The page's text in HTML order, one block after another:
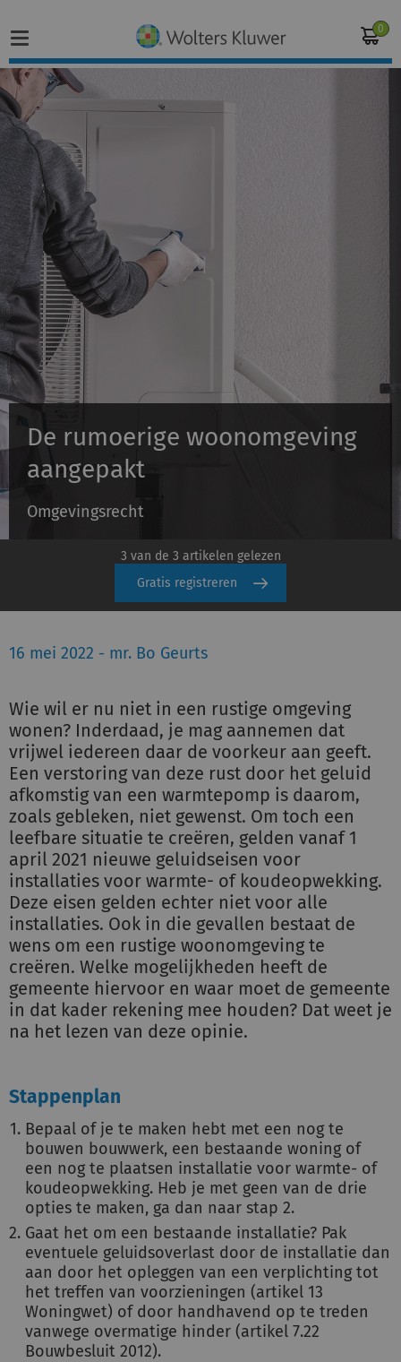
0
Home
Vakgebieden
Actueel
Producten
Opleidingen
Juridisch advies
Inloggen op de kennisbank
De rumoerige woonomgeving
aangepakt
Omgevingsrecht
3 van de 3 artikelen gelezen
Gratis registreren
16 mei 2022 - mr. Bo Geurts
Wie wil er nu niet in een rustige omgeving
wonen? Inderdaad, je mag aannemen dat
vrijwel iedereen daar de voorkeur aan geeft.
Een verstoring van deze rust door het geluid
afkomstig van een warmtepomp is daarom,
zoals gebleken, niet gewenst. Om toch een
leefbare situatie te creëren, gelden vanaf 1
april 2021 nieuwe geluidseisen voor
installaties voor warmte- of koudeopwekking.
Deze eisen gelden echter niet voor alle
installaties. Ook in die gevallen bestaat de
wens om een rustige woonomgeving te
creëren. Welke mogelijkheden heeft de
gemeente hiervoor en waar moet de gemeente
in dat kader rekening mee houden? Dat weet je
na het lezen van deze opinie.
Stappenplan
Bepaal of je te maken hebt met een nog te
bouwen bouwwerk, een bestaande woning of
een nog te plaatsen installatie voor warmte- of
koudeopwekking. Heb je met geen van de drie
opties te maken, ga dan naar stap 2.
Gaat het om een bestaande installatie? Pak
eventuele geluidsoverlast door de installatie dan
aan door het opleggen van een verplichting tot
het treffen van voorzieningen (artikel 13
Woningwet) of door handhavend op te treden
vanwege overmatige hinder (artikel 7.22
Bouwbesluit 2012).